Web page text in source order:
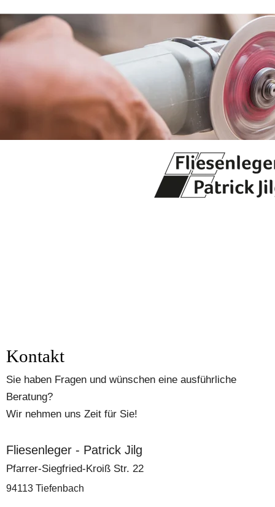
Kontakt
Sie haben Fragen und wünschen eine ausführliche
Beratung?
Wir nehmen uns Zeit für Sie!
Fliesenleger - Patrick Jilg
Pfarrer-Siegfried-Kroiß Str. 22
94113 Tiefenbach